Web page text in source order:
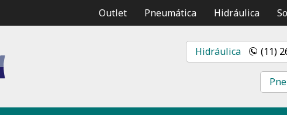
Outlet Pneumática Hidráulica
Hidráulica (11)